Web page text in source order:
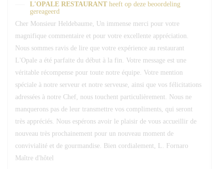
L'OPALE RESTAURANT heeft op deze beoordeling
gereageerd
Cher Monsieur Heldebaume, Un immense merci pour votre
magnifique commentaire et pour votre excellente appréciation.
Nous sommes ravis de lire que votre expérience au restaurant
L'Opale a été parfaite du début à la fin. Votre message est une
véritable récompense pour toute notre équipe. Votre mention
spéciale à notre serveur et notre serveuse, ainsi que vos félicitations
adressées à notre Chef, nous touchent particulièrement. Nous ne
manquerons pas de leur transmettre vos compliments, qui seront
très appréciés. Nous espérons avoir le plaisir de vous accueillir de
nouveau très prochainement pour un nouveau moment de
convivialité et de gourmandise. Bien cordialement, L. Fornaro
Maître d'hôtel